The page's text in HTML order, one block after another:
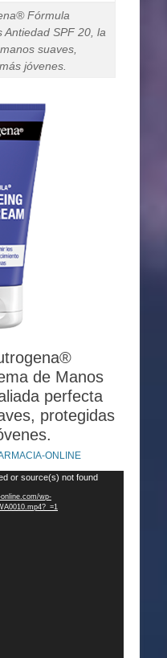
Fórmula
SPF 20, la
suaves,
jóvenes.
de Manos
perfecta
protegidas
ONLINE
or source(s) not found
wp-